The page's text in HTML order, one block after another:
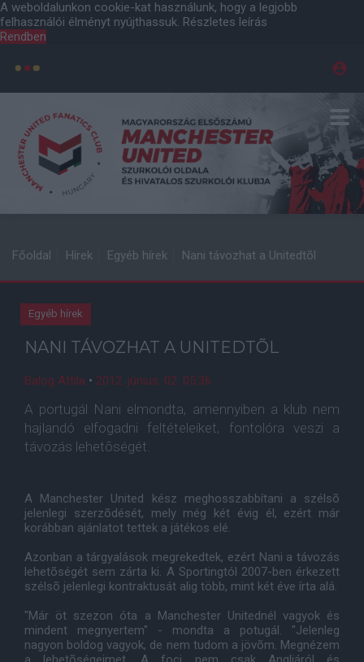
A weboldalunkon cookie-kat használunk, hogy a legjobb
felhasználói élményt nyújthassuk. Részletes leírás
Rendben
Főoldal Hírek Egyéb hírek Nani távozhat a Unitedtõl
Egyéb hírek
NANI TÁVOZHAT A UNITEDTÕL
Balog Attila • 2012. június. 02. 05:36
A portugál Nani elmondta, amennyiben a klub nem
hajlandó elfogadni feltételeiket, fontolóra veszi a
távozás lehetõségét.
A Manchester United kész meghosszabbítani a szélsõ
jelenlegi szerzõdését, mely még két évig él, ezért már
korábban ajánlatot tettek a játékos elé.
Azonban a tárgyalások megrekedtek, ezért Nani a távozás
lehetõségét sem zárta ki. A Sportingtól 2007-ben érkezett
szélsõ jelenlegi kontraktusát alig több, mint két éve írta alá.
"Már öt szezon óta a Manchester Unitednél vagyok és
mindent megnyertem" - mondta a potugál. "Jelenleg
nagyon boldog vagyok, de nem tudom a jövõm. Megnézem